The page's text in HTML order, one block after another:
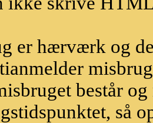
er hærværk og
består
så